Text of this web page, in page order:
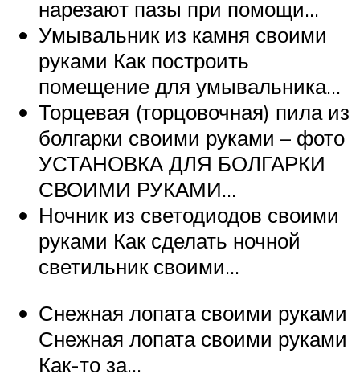
нарезают пазы при помощи…
Умывальник из камня своими
руками Как построить
помещение для умывальника…
Торцевая (торцовочная) пила из
болгарки своими руками – фото
УСТАНОВКА ДЛЯ БОЛГАРКИ
СВОИМИ РУКАМИ…
Ночник из светодиодов своими
руками Как сделать ночной
светильник своими…
Снежная лопата своими руками
Снежная лопата своими руками
Как-то за…